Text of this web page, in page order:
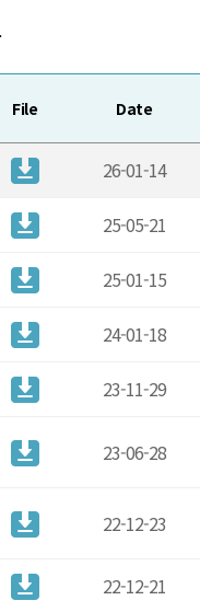
File Date
26-01-14
25-05-21
25-01-15
24-01-18
23-11-29
23-06-28
22-12-23
22-12-21